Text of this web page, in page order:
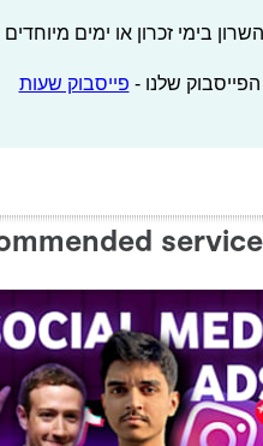
בימי זכרון או ימים מיוחדים
שלנו - פייסבוק שעות